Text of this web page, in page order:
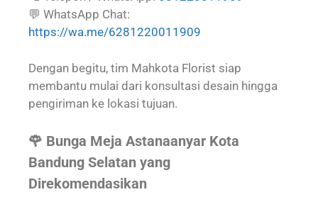
💬 WhatsApp Chat:
https://wa.me/6281220011909
Dengan begitu, tim Mahkota Florist siap
membantu mulai dari konsultasi desain hingga
pengiriman ke lokasi tujuan.
🌹 Bunga Meja Astanaanyar Kota
Bandung Selatan yang
Direkomendasikan